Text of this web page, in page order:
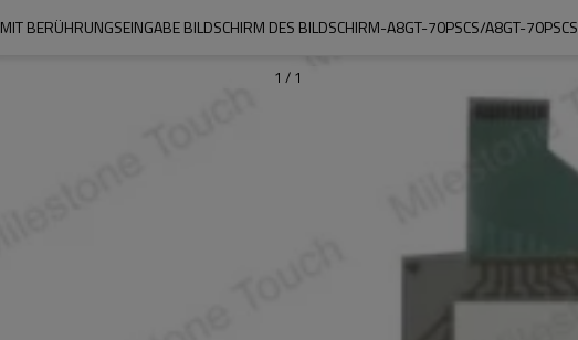
MIT BERÜHRUNGSEINGABE BILDSCHIRM DES BILDSCHIRM-A8GT-70PSCS/A8GT-70PSCS
1 / 1